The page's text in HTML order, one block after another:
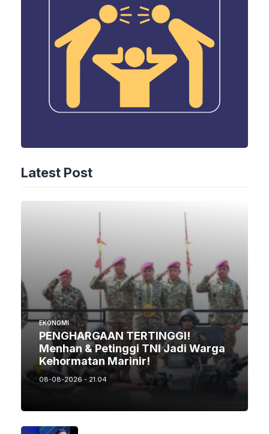
Latest Post
EKONOMI
PENGHARGAAN TERTINGGI!
Menhan & Petinggi TNI Jadi Warga
Kehormatan Marinir!
08-08-2026 - 21.04